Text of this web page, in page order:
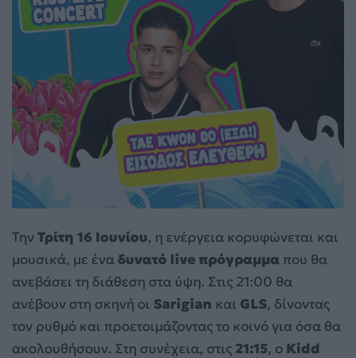
ΤηνΤρίτη 16 Ιουνίου, η ενέργεια κορυφώνεται και
μουσικά, με έναδυνατό live πρόγραμμα που θα
ανεβάσει τη διάθεση στα ύψη. Στις 21:00 θα
ανέβουν στη σκηνή οι Sarigian και GLS, δίνοντας
τον ρυθμό και προετοιμάζοντας το κοινό για όσα θα
ακολουθήσουν. Στη συνέχεια, στις 21:15, ο Kidd